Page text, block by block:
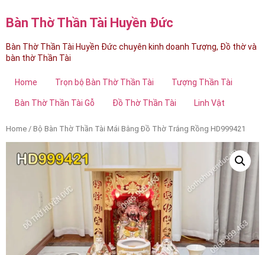
Bàn Thờ Thần Tài Huyền Đức
Bàn Thờ Thần Tài Huyền Đức chuyên kinh doanh Tượng, Đồ thờ và
bàn thờ Thần Tài
Home Trọn bộ Bàn Thờ Thần Tài Tượng Thần Tài
Bàn Thờ Thần Tài Gỗ Đồ Thờ Thần Tài Linh Vật
Home / Bộ Bàn Thờ Thần Tài Mái Bằng Đồ Thờ Trắng Rồng HD999421